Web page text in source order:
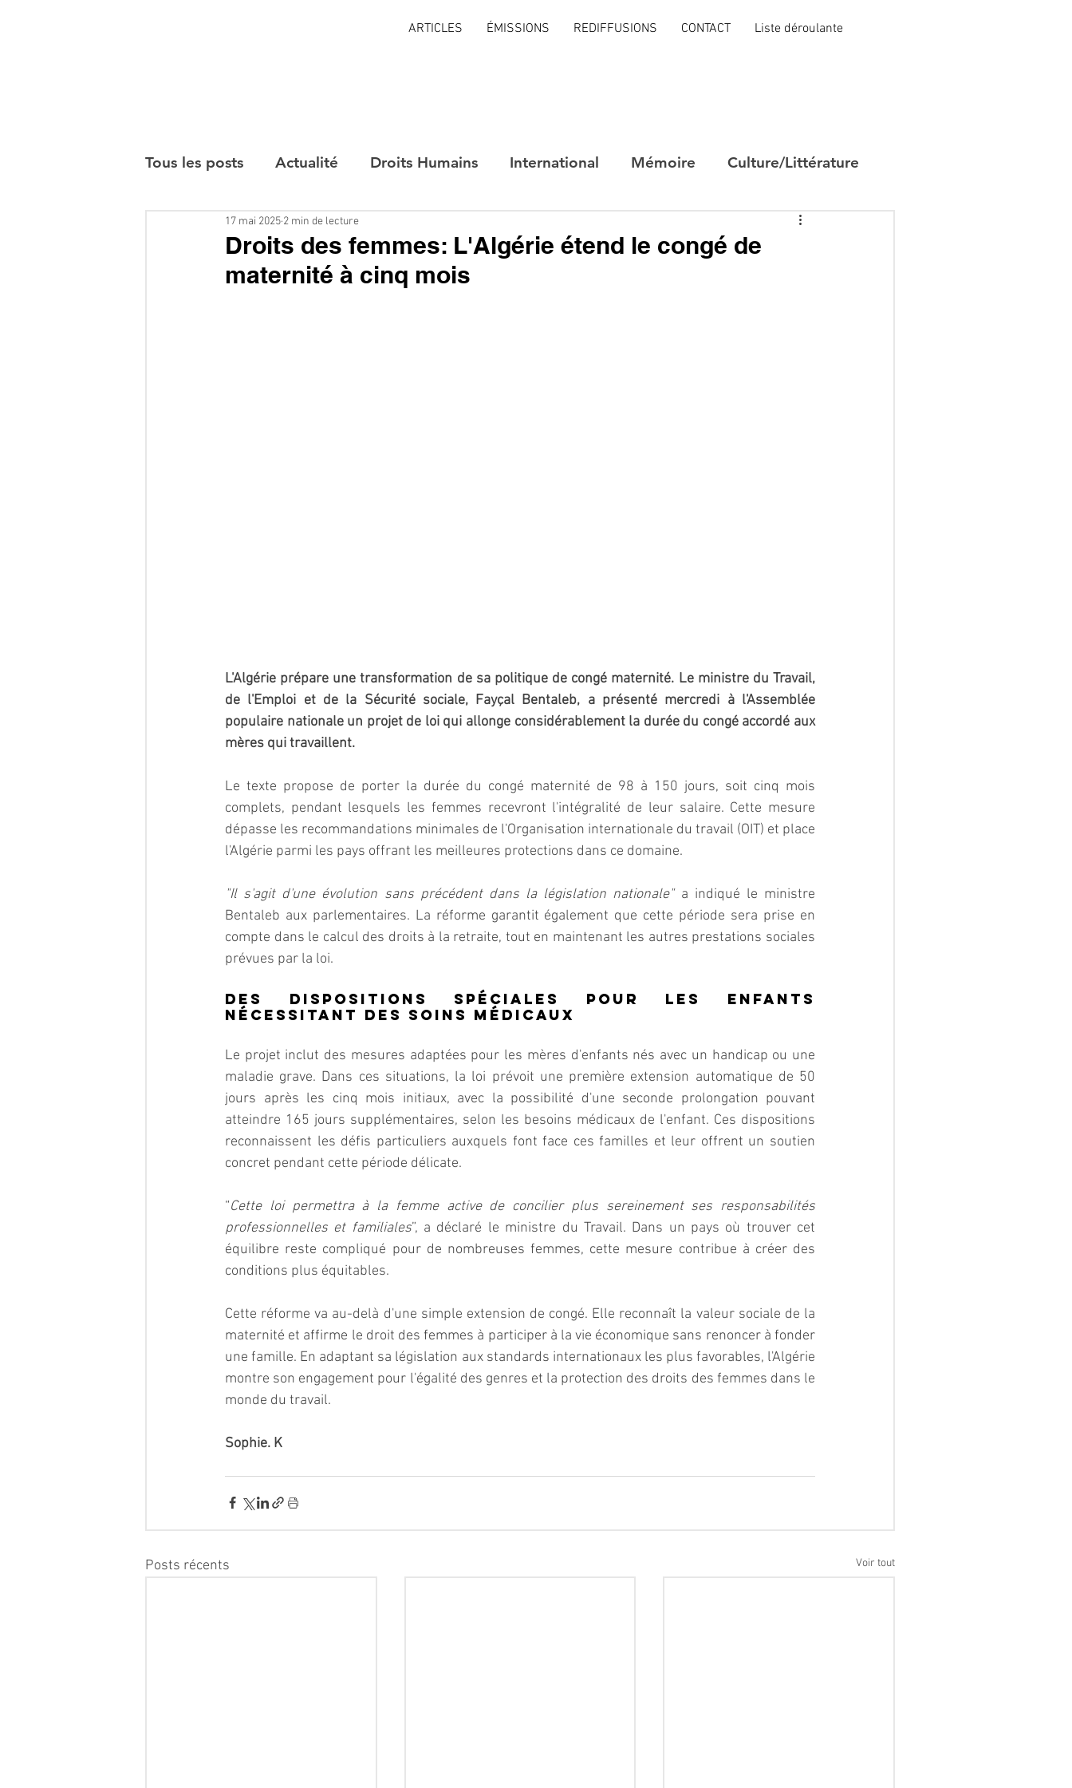
ARTICLES ÉMISSIONS REDIFFUSIONS CONTACT Liste déroulante
Tous les posts Actualité Droits Humains International Mémoire Culture/Littérature
Interviews
Droits des femmes: L'Algérie étend le congé de
maternité à cinq mois
17 mai 2025 2 min de lecture
L'Algérie prépare une transformation de sa politique de congé maternité. Le ministre du Travail,
de l'Emploi et de la Sécurité sociale, Fayçal Bentaleb, a présenté mercredi à l'Assemblée
populaire nationale un projet de loi qui allonge considérablement la durée du congé accordé aux
mères qui travaillent.
Le texte propose de porter la durée du congé maternité de 98 à 150 jours, soit cinq mois
complets, pendant lesquels les femmes recevront l'intégralité de leur salaire. Cette mesure
dépasse les recommandations minimales de l'Organisation internationale du travail (OIT) et place
l'Algérie parmi les pays offrant les meilleures protections dans ce domaine.
"Il s'agit d'une évolution sans précédent dans la législation nationale" a indiqué le ministre
Bentaleb aux parlementaires. La réforme garantit également que cette période sera prise en
compte dans le calcul des droits à la retraite, tout en maintenant les autres prestations sociales
prévues par la loi.
Des dispositions spéciales pour les enfants
nécessitant des soins médicaux
Le projet inclut des mesures adaptées pour les mères d'enfants nés avec un handicap ou une
maladie grave. Dans ces situations, la loi prévoit une première extension automatique de 50
jours après les cinq mois initiaux, avec la possibilité d'une seconde prolongation pouvant
atteindre 165 jours supplémentaires, selon les besoins médicaux de l'enfant. Ces dispositions
reconnaissent les défis particuliers auxquels font face ces familles et leur offrent un soutien
concret pendant cette période délicate.
“Cette loi permettra à la femme active de concilier plus sereinement ses responsabilités
professionnelles et familiales”, a déclaré le ministre du Travail. Dans un pays où trouver cet
équilibre reste compliqué pour de nombreuses femmes, cette mesure contribue à créer des
conditions plus équitables.
Cette réforme va au-delà d'une simple extension de congé. Elle reconnaît la valeur sociale de la
maternité et affirme le droit des femmes à participer à la vie économique sans renoncer à fonder
une famille. En adaptant sa législation aux standards internationaux les plus favorables, l'Algérie
montre son engagement pour l'égalité des genres et la protection des droits des femmes dans le
monde du travail.
Sophie. K
Posts récents Voir tout